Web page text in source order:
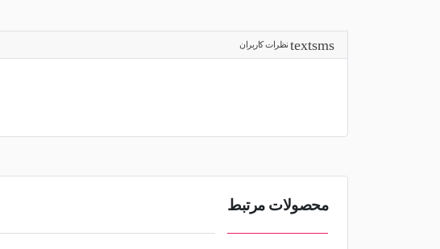
نظرات کاربران
محصولات مرتبط